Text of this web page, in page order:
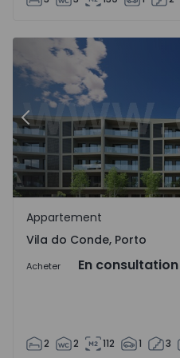
Appartement T2 Vila do
Précédent
Vila do Conde, Porto
Appartement
Vila do Conde, Porto
Acheter En consultation
2 2 112 1 3